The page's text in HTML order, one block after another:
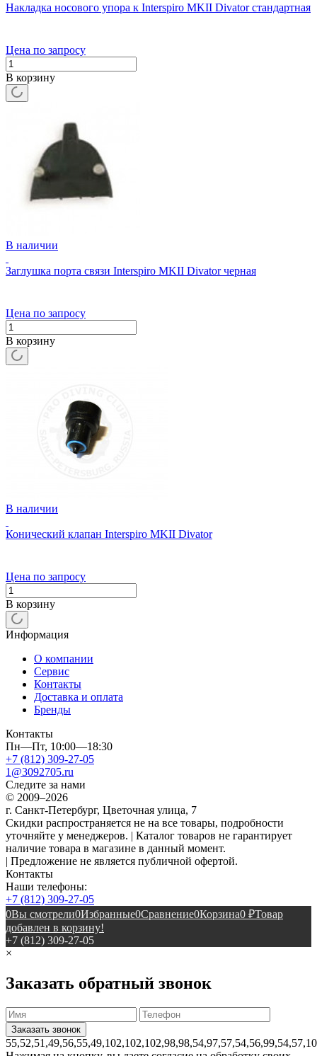
Накладка носового упора к Interspiro MKII Divator стандартная
Цена по запросу
В корзину
В наличии
Заглушка порта связи Interspiro MKII Divator черная
Цена по запросу
В корзину
В наличии
Конический клапан Interspiro MKII Divator
Цена по запросу
В корзину
Информация
О компании
Сервис
Контакты
Доставка и оплата
Бренды
Контакты
Пн—Пт, 10:00—18:30
+7 (812) 309-27-05
1@3092705.ru
Следите за нами
© 2009–2026
г. Санкт-Петербург, Цветочная улица, 7
Скидки распространяется не на все товары, подробности
уточняйте у менеджеров. | Каталог товаров не гарантирует
наличие товара в магазине в данный момент.
| Предложение не является публичной офертой.
Контакты
Наши телефоны:
+7 (812) 309-27-05
0Вы смотрели0Избранные0Сравнение0Корзина0 ₽Товар
добавлен в корзину!
+7 (812) 309-27-05
×
Заказать обратный звонок